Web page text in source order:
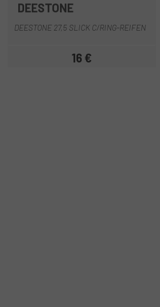
DEESTONE
DEESTONE 27,5 SLICK C/RING-REIFEN
Preis
16 €